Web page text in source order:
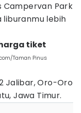
Campervan Park
liburanmu lebih
tiket
Taman Pinus
Jalibar, Oro-Oro
Jawa Timur.